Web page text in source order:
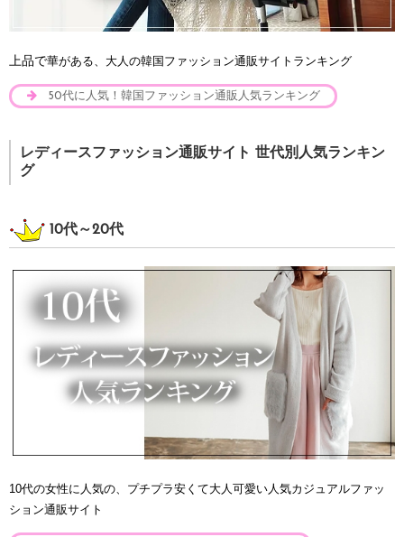
上品で華がある、大人の韓国ファッション通販サイトランキング
50代に人気！韓国ファッション通販人気ランキング
レディースファッション通販サイト 世代別人気ランキン
グ
10代～20代
10代の女性に人気の、プチプラ安くて大人可愛い人気カジュアルファッ
ション通販サイト